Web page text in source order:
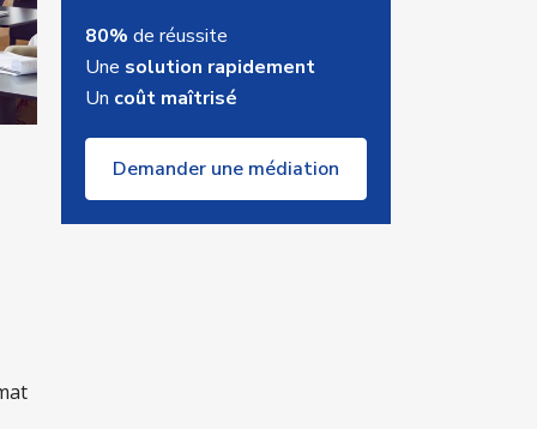
80% de réussite
Une solution rapidement
Un coût maîtrisé
Demander une médiation